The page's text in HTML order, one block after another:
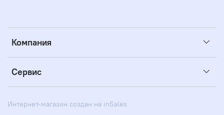
Компания
Сервис
Интернет-магазин создан на inSales